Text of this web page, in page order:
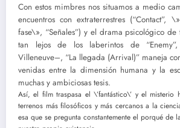
Con estos mimbres nos situamos a medio
encuentros con extraterrestres (“Contact”,
fase\», “Señales”) y el drama psicológico de
tan lejos de los laberintos de
Villeneuve–, “La llegada (Arrival)” maneja
venidas entre la dimensión humana y la
muchas y ambiciosas tesis.
Así, el film traspasa el \’fantástico\’ y el misterio
terrenos más filosóficos y más cercanos a la
esa que se pregunta constantemente el porqué de